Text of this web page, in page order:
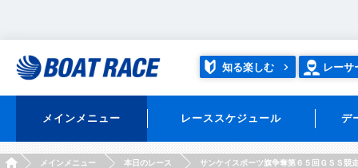
知る楽しむ レーサ
メインメニュー レーススケジュール デ
HOMEメインメニュー 本日のレース サンケイスポーツ旗争奪第６５回ＧＳＳ競